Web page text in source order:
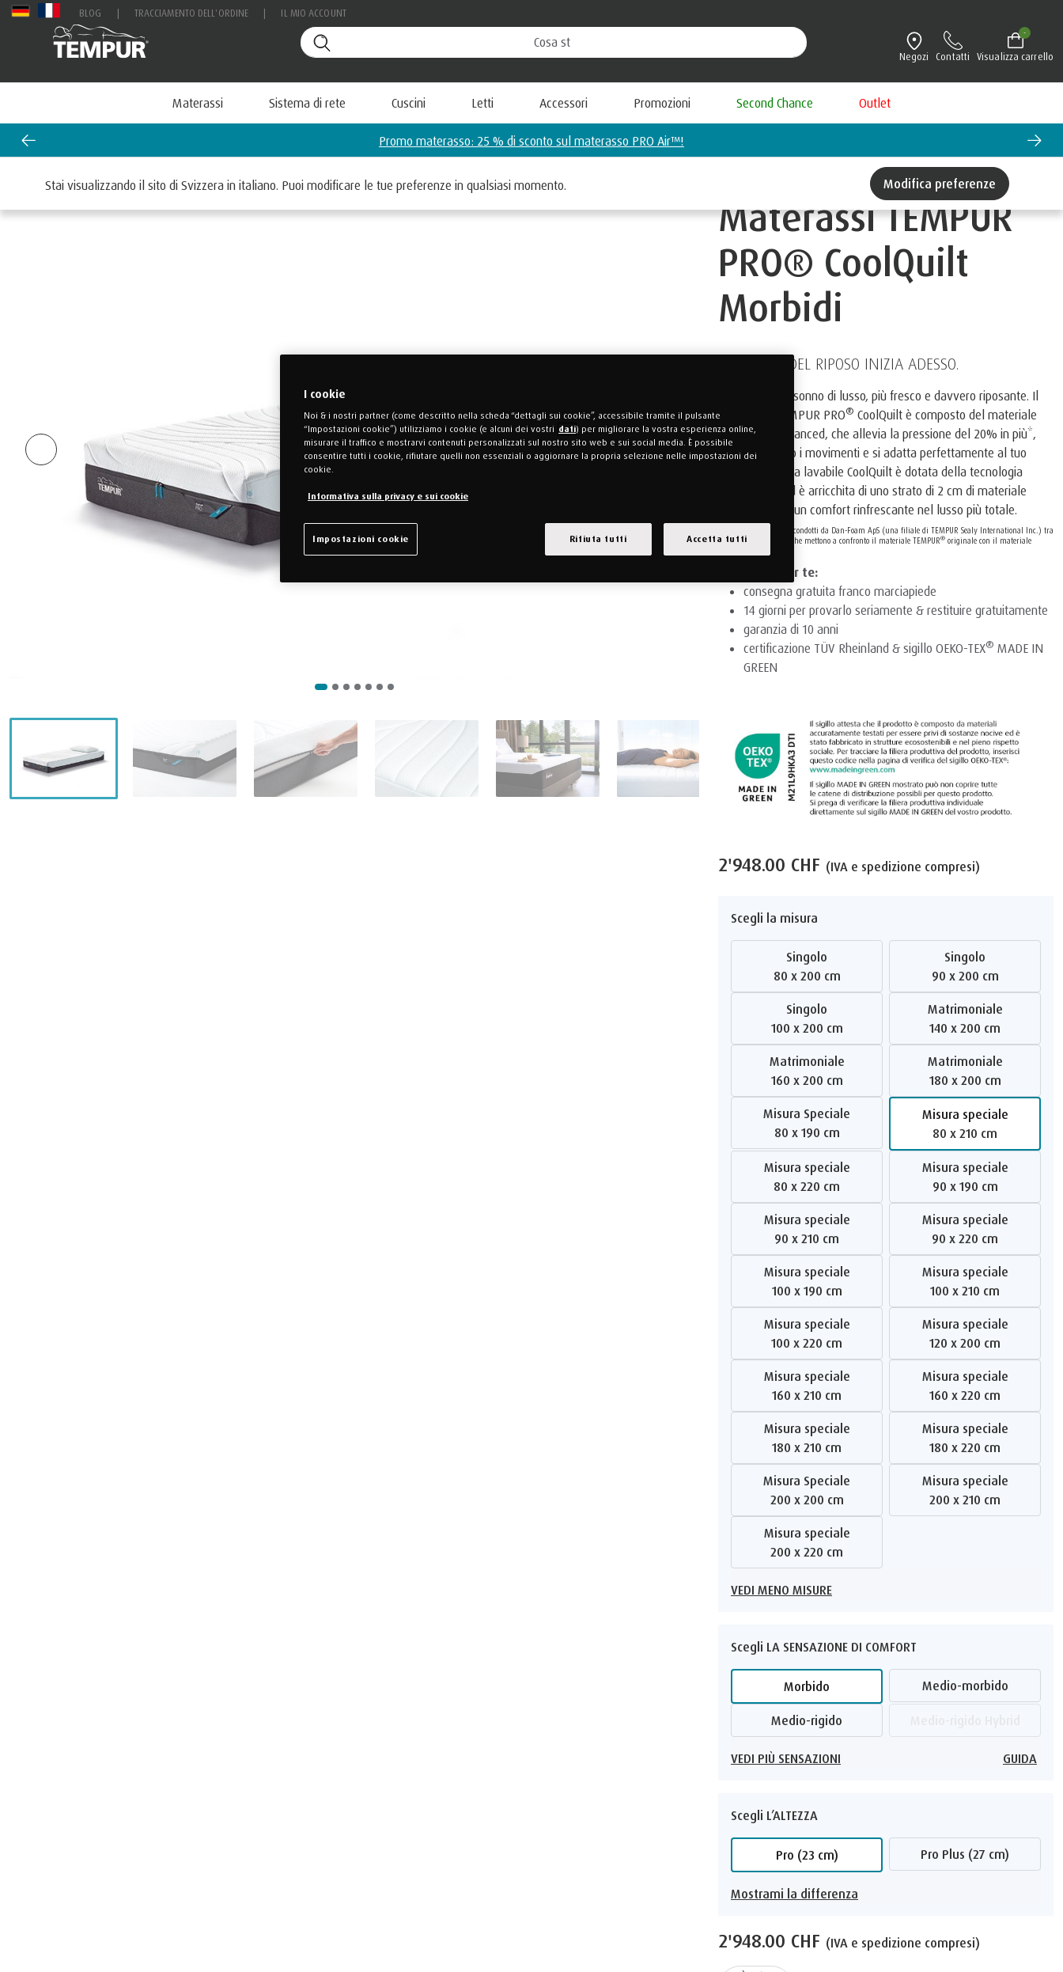
BLOG TRACCIAMENTO DELL'ORDINE IL MIO ACCOUNT
Negozi Contatti Visualizza carrello
-
Materassi Sistema di rete Cuscini Letti Accessori Promozioni Second Chance Outlet
materasso: 25 % di sconto sul materasso PRO Air™!
Stai visualizzando il sito di Svizzera in italiano. Puoi modificare le tue preferenze in qualsiasi momento. Modifica preferenze
Materassi TEMPUR
PRO® CoolQuilt
Morbidi
IL FUTURO DEL RIPOSO INIZIA ADESSO.
Preparati a un sonno di lusso, più fresco e davvero riposante. Il
materasso TEMPUR PRO® CoolQuilt è composto del materiale
TEMPUR
Advanced, che allevia la pressione del 20% in più*,
assorbe meglio i movimenti e si adatta perfettamente al tuo
corpo. La fodera lavabile CoolQuilt è dotata della tecnologia
SmartCool™ ed è arricchita di uno strato di 2 cm di materiale
per un comfort rinfrescante nel lusso più totale.
* Basato su test interni condotti da Dan-Foam ApS (una filiale di TEMPUR Sealy International Inc.) tra
febbraio e luglio 2021 che mettono a confronto il materiale TEMPUR® originale con il materiale
I vantaggi per te:
consegna gratuita franco marciapiede
14 giorni per provarlo seriamente & restituire gratuitamente
garanzia di 10 anni
certificazione TÜV Rheinland & sigillo OEKO-TEX® MADE IN
GREEN
2'948.00 CHF (IVA e spedizione compresi)
Scegli la misura
Singolo
80 x 200 cm
Singolo
90 x 200 cm
Singolo
100 x 200 cm
Matrimoniale
140 x 200 cm
Matrimoniale
160 x 200 cm
Matrimoniale
180 x 200 cm
Misura Speciale
80 x 190 cm
Misura speciale
80 x 210 cm
Misura speciale
80 x 220 cm
Misura speciale
90 x 190 cm
Misura speciale
90 x 210 cm
Misura speciale
90 x 220 cm
Misura speciale
100 x 190 cm
Misura speciale
100 x 210 cm
Misura speciale
100 x 220 cm
Misura speciale
120 x 200 cm
Misura speciale
160 x 210 cm
Misura speciale
160 x 220 cm
Misura speciale
180 x 210 cm
Misura speciale
180 x 220 cm
Misura Speciale
200 x 200 cm
Misura speciale
200 x 210 cm
Misura speciale
200 x 220 cm
VEDI MENO MISURE
Scegli LA SENSAZIONE DI COMFORT
Morbido Medio-morbido
Medio-rigido
VEDI PIÙ SENSAZIONI GUIDA
Scegli L’ALTEZZA
Pro (23 cm) Pro Plus (27 cm)
Mostrami la differenza
2'948.00 CHF (IVA e spedizione compresi)
I cookie
Noi & i nostri partner (come descritto nella scheda “dettagli sui cookie”, accessibile tramite il pulsante
“Impostazioni cookie”) utilizziamo i cookie (e alcuni dei vostri dati) per migliorare la vostra esperienza online,
misurare il traffico e mostrarvi contenuti personalizzati sul nostro sito web e sui social media. È possibile
consentire tutti i cookie, rifiutare quelli non essenziali o aggiornare la propria selezione nelle impostazioni dei
cookie.
Informativa sulla privacy e sui cookie
Impostazioni cookie Rifiuta tutti Accetta tutti